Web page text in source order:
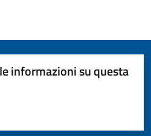
informazioni su questa
su 5
su 5